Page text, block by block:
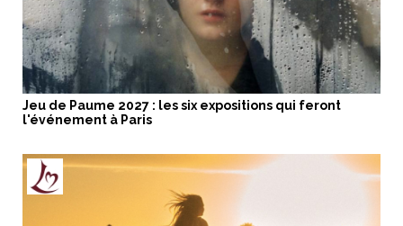
Jeu de Paume 2027 : les six expositions qui feront
l'événement à Paris